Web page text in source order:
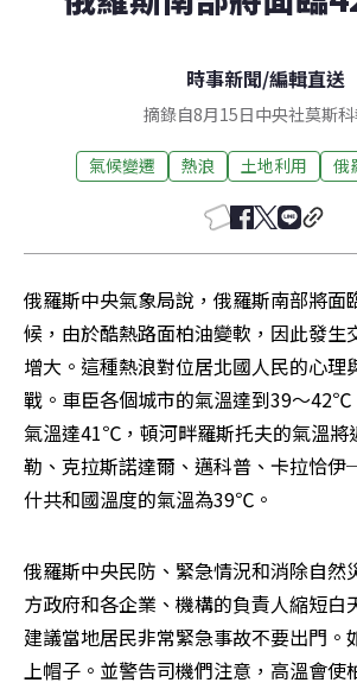
時事新聞/編輯直送
摘錄自8月15日中央社莫斯
氣候變遷 熱浪 土地利用 俄
俄羅斯中央氣象局說，俄羅斯南部將面
候，由於酷熱路面柏油變軟，因此發生
增大。這種熱浪對位居北國人民的心理
戰。車臣各個城市的氣溫達到39～42℃
氣溫達41℃，頓河畔羅斯托夫的氣溫
勒、克拉斯諾達爾、邁科普、卡拉恰
什共和國溫度的氣溫為39℃。
俄羅斯中央民防、緊急情況和消除自然
方政府和各企業、機構的負責人縮短白
建議當地居民非常緊急事故不要出門。
上帽子。並警告司機們注意，高溫會使